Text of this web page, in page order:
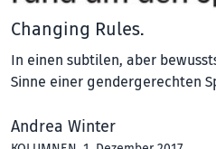
Changing Rules.
In einen subtilen, aber
Sinne einer gendergerechten
Andrea Winter